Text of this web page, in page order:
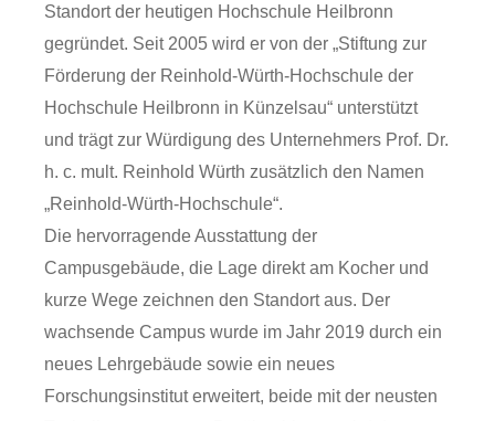
Standort der heutigen Hochschule Heilbronn
gegründet. Seit 2005 wird er von der „Stiftung zur
Förderung der Reinhold-Würth-Hochschule der
Hochschule Heilbronn in Künzelsau“ unterstützt
und trägt zur Würdigung des Unternehmers Prof. Dr.
h. c. mult. Reinhold Würth zusätzlich den Namen
„Reinhold-Würth-Hochschule“.
Die hervorragende Ausstattung der
Campusgebäude, die Lage direkt am Kocher und
kurze Wege zeichnen den Standort aus. Der
wachsende Campus wurde im Jahr 2019 durch ein
neues Lehrgebäude sowie ein neues
Forschungsinstitut erweitert, beide mit der neusten